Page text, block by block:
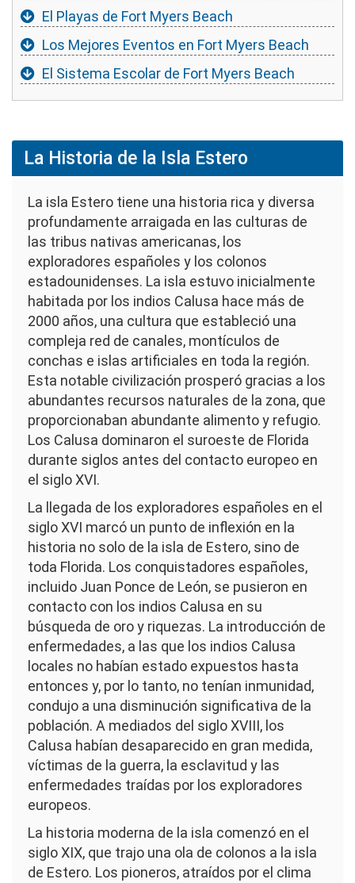
El Playas de Fort Myers Beach
Los Mejores Eventos en Fort Myers Beach
El Sistema Escolar de Fort Myers Beach
La Historia de la Isla Estero
La isla Estero tiene una historia rica y diversa
profundamente arraigada en las culturas de
las tribus nativas americanas, los
exploradores españoles y los colonos
estadounidenses. La isla estuvo inicialmente
habitada por los indios Calusa hace más de
2000 años, una cultura que estableció una
compleja red de canales, montículos de
conchas e islas artificiales en toda la región.
Esta notable civilización prosperó gracias a los
abundantes recursos naturales de la zona, que
proporcionaban abundante alimento y refugio.
Los Calusa dominaron el suroeste de Florida
durante siglos antes del contacto europeo en
el siglo XVI.
La llegada de los exploradores españoles en el
siglo XVI marcó un punto de inflexión en la
historia no solo de la isla de Estero, sino de
toda Florida. Los conquistadores españoles,
incluido Juan Ponce de León, se pusieron en
contacto con los indios Calusa en su
búsqueda de oro y riquezas. La introducción de
enfermedades, a las que los indios Calusa
locales no habían estado expuestos hasta
entonces y, por lo tanto, no tenían inmunidad,
condujo a una disminución significativa de la
población. A mediados del siglo XVIII, los
Calusa habían desaparecido en gran medida,
víctimas de la guerra, la esclavitud y las
enfermedades traídas por los exploradores
europeos.
La historia moderna de la isla comenzó en el
siglo XIX, que trajo una ola de colonos a la isla
de Estero. Los pioneros, atraídos por el clima